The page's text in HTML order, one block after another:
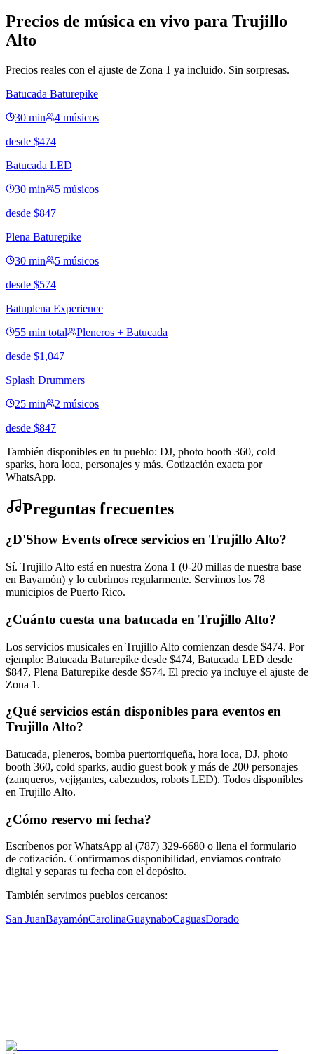
Precios de música en vivo para Trujillo
Alto
Precios reales con el ajuste de Zona 1 ya incluido. Sin sorpresas.
Batucada Baturepike
30 min
4 músicos
desde $474
Batucada LED
30 min
5 músicos
desde $847
Plena Baturepike
30 min
5 músicos
desde $574
Batuplena Experience
55 min total
Pleneros + Batucada
desde $1,047
Splash Drummers
25 min
2 músicos
desde $847
También disponibles en tu pueblo: DJ, photo booth 360, cold
sparks, hora loca, personajes y más. Cotización exacta por
WhatsApp.
Preguntas frecuentes
¿D'Show Events ofrece servicios en Trujillo Alto?
Sí. Trujillo Alto está en nuestra Zona 1 (0-20 millas de nuestra base
en Bayamón) y lo cubrimos regularmente. Servimos los 78
municipios de Puerto Rico.
¿Cuánto cuesta una batucada en Trujillo Alto?
Los servicios musicales en Trujillo Alto comienzan desde $474. Por
ejemplo: Batucada Baturepike desde $474, Batucada LED desde
$847, Plena Baturepike desde $574. El precio ya incluye el ajuste de
Zona 1.
¿Qué servicios están disponibles para eventos en
Trujillo Alto?
Batucada, pleneros, bomba puertorriqueña, hora loca, DJ, photo
booth 360, cold sparks, audio guest book y más de 200 personajes
(zanqueros, vejigantes, cabezudos, robots LED). Todos disponibles
en Trujillo Alto.
¿Cómo reservo mi fecha?
Escríbenos por WhatsApp al (787) 329-6680 o llena el formulario
de cotización. Confirmamos disponibilidad, enviamos contrato
digital y separas tu fecha con el depósito.
También servimos pueblos cercanos:
San JuanBayamónCarolinaGuaynaboCaguasDorado